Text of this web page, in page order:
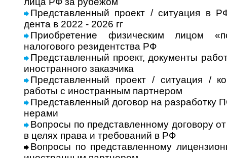
Представленный про­ект / ситу­а­ция в
дента в 2022 - 2026 гг
Приобретение физическим лицом
налогового резидентства РФ
Представленный проект, документы
ино­ст­ран­ного заказ­чика
Представленный проект / ситуация /
работы с ино­ст­ран­ным парт­не­ром
Представленный договор на разработку
не­рами
Вопросы по представленному договору
в целях права и тре­бо­ва­ний в РФ
Вопросы по представленному